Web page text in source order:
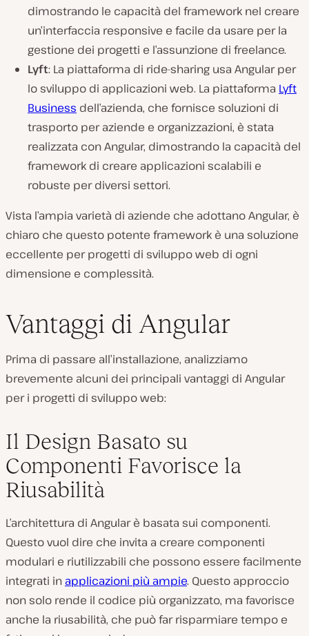
dimostrando le capacità del framework nel creare
un’interfaccia responsive e facile da usare per la
gestione dei progetti e l’assunzione di freelance.
Lyft: La piattaforma di ride-sharing usa Angular per
lo sviluppo di applicazioni web. La piattaforma Lyft
Business dell’azienda, che fornisce soluzioni di
trasporto per aziende e organizzazioni, è stata
realizzata con Angular, dimostrando la capacità del
framework di creare applicazioni scalabili e
robuste per diversi settori.
Vista l’ampia varietà di aziende che adottano Angular, è
chiaro che questo potente framework è una soluzione
eccellente per progetti di sviluppo web di ogni
dimensione e complessità.
Vantaggi di Angular
Prima di passare all’installazione, analizziamo
brevemente alcuni dei principali vantaggi di Angular
per i progetti di sviluppo web:
Il Design Basato su
Componenti Favorisce la
Riusabilità
L’architettura di Angular è basata sui componenti.
Questo vuol dire che invita a creare componenti
modulari e riutilizzabili che possono essere facilmente
integrati in applicazioni più ampie. Questo approccio
non solo rende il codice più organizzato, ma favorisce
anche la riusabilità, che può far risparmiare tempo e